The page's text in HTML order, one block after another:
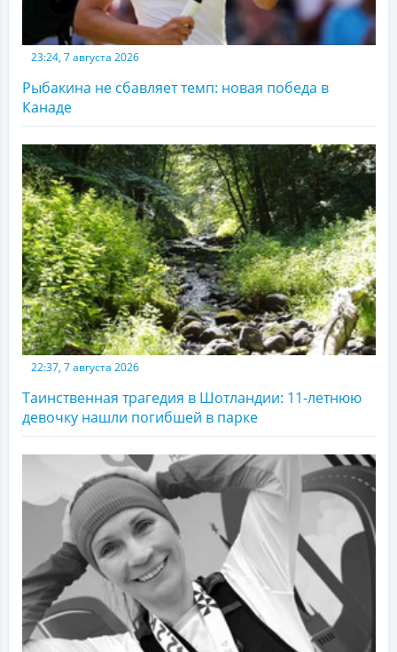
23:24, 7 августа 2026
Рыбакина не сбавляет темп: новая победа в
Канаде
22:37, 7 августа 2026
Таинственная трагедия в Шотландии: 11-летнюю
девочку нашли погибшей в парке